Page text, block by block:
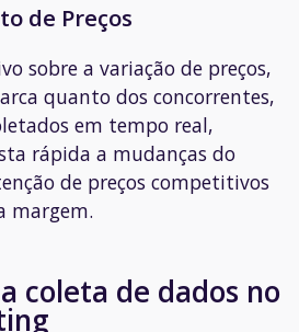
de Preços
sobre a variação de preços,
quanto dos concorrentes,
em tempo real,
rápida a mudanças do
de preços competitivos
margem.
coleta de dados no